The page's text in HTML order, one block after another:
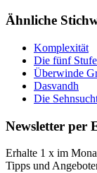
Ähnliche
Komplexität
Die fünf
Überwinde
Dasvandh
Die
Newsletter per
Erhalte 1 x im
Tipps und